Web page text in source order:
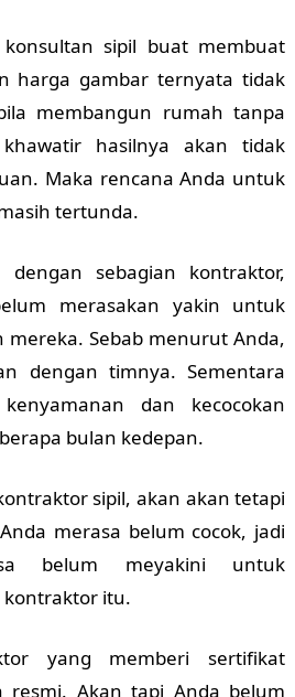
sipil buat membuat
harga gambar ternyata tidak
membangun rumah tanpa
hasilnya akan tidak
Maka rencana Anda untuk
tertunda.
sebagian kontraktor,
merasakan yakin untuk
Sebab menurut Anda,
dengan timnya. Sementara
dan kecocokan
bulan kedepan.
sipil, akan akan tetapi
merasa belum cocok, jadi
belum meyakini untuk
itu.
yang memberi sertifikat
resmi. Akan tapi Anda belum